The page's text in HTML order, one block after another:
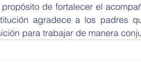
de fortalecer el
agradece a los padres
para trabajar de manera